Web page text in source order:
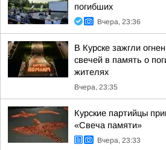
погибших
Вчера, 23:36
В Курске зажгли
свечей в память о
жителях
Вчера, 23:35
Курские партийцы
«Свеча памяти»
Вчера, 23:33